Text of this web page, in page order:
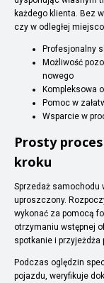
każdego klienta. Bez
czy w odległej
Profesjonalny
Możliwość
nowego
Kompleksowa
Pomoc w
Wsparcie w
Prosty
kroku
Sprzedaż samochodu
uproszczony.
wykonać za pomocą
otrzymaniu wstępnej
spotkanie i przyjeżdża
Podczas oględzin
pojazdu, weryfikuje